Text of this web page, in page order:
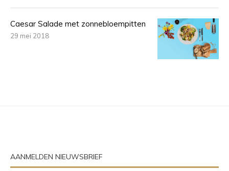
Caesar Salade met zonnebloempitten
29 mei 2018
AANMELDEN NIEUWSBRIEF